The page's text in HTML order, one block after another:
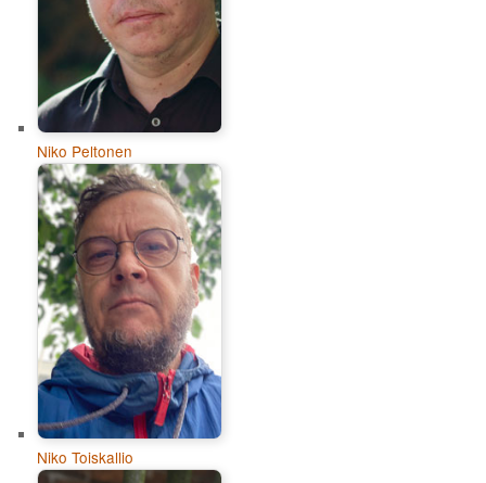
Niko Peltonen
Niko Toiskallio